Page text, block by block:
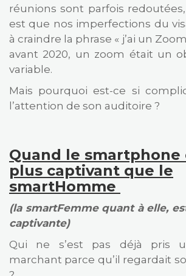
réunions sont parfois
est que nos imperfections du
à craindre la phrase « j’ai un
avant 2020, un zoom était un
variable.
Mais pourquoi est-ce si
l’attention de son auditoire ?
Quand le smartphone
plus captivant que le
smartHomme
(la smartFemme quant à elle,
captivante)
Qui ne s’est pas déjà pris
marchant parce qu’il regardait